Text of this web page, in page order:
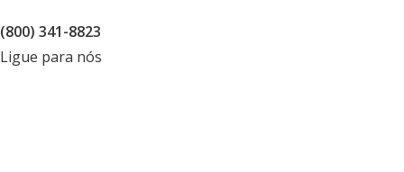
(800) 341-8823
Ligue para nós